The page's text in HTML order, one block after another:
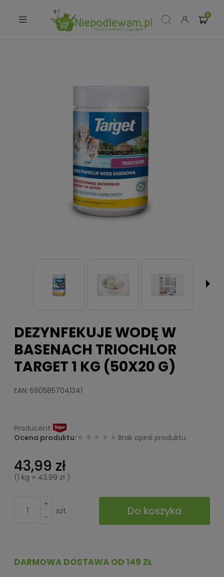
DEZYNFEKUJE WODĘ W
BASENACH TRIOCHLOR
TARGET 1 KG (50X20 G)
EAN: 5905857041341
Ocena produktu: ★★★★★ Brak opinii produktu
DARMOWA DOSTAWA OD 149 ZŁ
43,99 zł
(1 kg = 43,99 zł )
+
-
szt. Do koszyka